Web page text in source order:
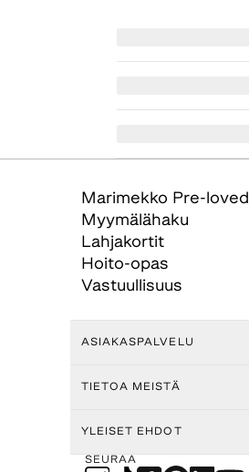
Marimekko Pre-loved
Myymälähaku
Lahjakortit
Hoito-opas
Vastuullisuus
ASIAKASPALVELU
TIETOA MEISTÄ
YLEISET EHDOT
SEURAA